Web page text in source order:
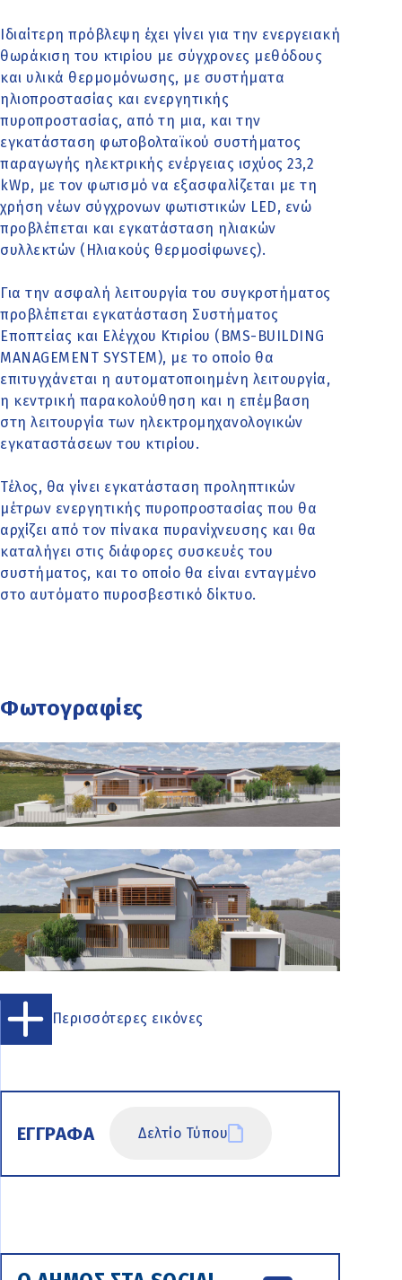
Ιδιαίτερη πρόβλεψη έχει γίνει για την ενεργειακή
θωράκιση του κτιρίου με σύγχρονες μεθόδους
και υλικά θερμομόνωσης, με συστήματα
ηλιοπροστασίας και ενεργητικής
πυροπροστασίας, από τη μια, και την
εγκατάσταση φωτοβολταϊκού συστήματος
παραγωγής ηλεκτρικής ενέργειας ισχύος 23,2
kWp, με τον φωτισμό να εξασφαλίζεται με τη
χρήση νέων σύγχρονων φωτιστικών LED, ενώ
προβλέπεται και εγκατάσταση ηλιακών
συλλεκτών (Ηλιακούς θερμοσίφωνες).
Για την ασφαλή λειτουργία του συγκροτήματος
προβλέπεται εγκατάσταση Συστήματος
Εποπτείας και Ελέγχου Κτιρίου (BMS-BUILDING
MANAGEMENT SYSTEM), με το οποίο θα
επιτυγχάνεται η αυτοματοποιημένη λειτουργία,
η κεντρική παρακολούθηση και η επέμβαση
στη λειτουργία των ηλεκτρομηχανολογικών
εγκαταστάσεων του κτιρίου.
Τέλος, θα γίνει εγκατάσταση προληπτικών
μέτρων ενεργητικής πυροπροστασίας που θα
αρχίζει από τον πίνακα πυρανίχνευσης και θα
καταλήγει στις διάφορες συσκευές του
συστήματος, και το οποίο θα είναι ενταγμένο
στο αυτόματο πυροσβεστικό δίκτυο.
Φωτογραφίες
Περισσότερες εικόνες
ΕΓΓΡΑΦΑ Δελτίο Τύπου